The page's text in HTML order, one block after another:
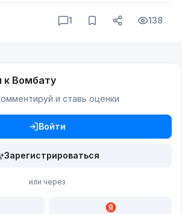
1 138
к Вомбату
и ставь оценки
Войти
Зарегистрироваться
или через